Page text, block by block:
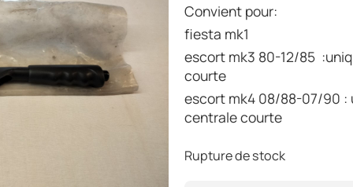
convient pour:
fiesta mk1
escort mk3 80-12/85
courte
escort mk4 08/88-07/90 :
centrale courte
Rupture de stock